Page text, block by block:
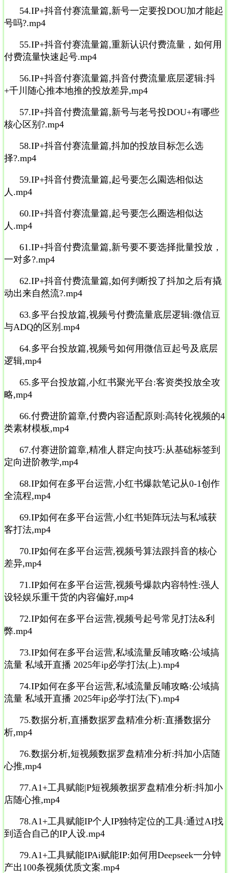
54.IP+抖音付赛流量篇,新号一定要投DOU加才能起
号吗?.mp4
55.IP+抖音付赛流量篇,重新认识付费流量，如何用
付费流量快速起号.mp4
56.IP+抖音付赛流量篇,抖音付费流量底层逻辑:抖
+千川随心推本地推的投放差异,mp4
57.IP+抖音付费流量篇,新号与老号投DOU+有哪些
核心区别?.mp4
58.IP+抖音付赛流量篇,抖加的投放目标怎么选
择?.mp4
59.IP+抖音付费流量篇,起号要怎么園选相似达
人.mp4
60.IP+抖音付赛流量篇,起号要怎么圈选相似达
人.mp4
61.IP+抖音付费流量篇,新号要不要选择批量投放，
一对多?.mp4
62.IP+抖音付费流量篇,如何判断投了抖加之后有撬
动出来自然流?.mp4
63.多平台投放篇,视频号付费流量底层逻辑:微信豆
与ADQ的区别.mp4
64.多平台投放篇,视频号如何用微信豆起号及底层
逻辑,mp4
65.多平台投放篇,小红书聚光平台:客资类投放全攻
略,mp4
66.付费进阶篇章,付费内容适配原则:高转化视频的4
类素材模板,mp4
67.付赛进阶篇章,精准人群定向技巧:从基础标签到
定向进阶教学,mp4
68.IP如何在多平台运营,小红书爆款笔记从0-1创作
全流程,mp4
69.IP如何在多平台运营,小红书矩阵玩法与私域获
客打法,mp4
70.IP如何在多平台运营,视频号算法跟抖音的核心
差异,mp4
71.IP如何在多平台运营,视频号爆款内容特性:强人
设轻娱乐重干货的内容偏好,mp4
72.IP如何在多平台运营,视频号起号常见打法&利
弊.mp4
73.IP如何在多平台运营,私域流量反哺攻略:公域搞
流量 私域开直播 2025年ip必学打法(上).mp4
74.IP如何在多平台运营,私域流量反哺攻略:公域搞
流量 私域开直播 2025年ip必学打法(下).mp4
75.数据分析,直播数据罗盘精准分析:直播数据分
析,mp4
76.数据分析,短视频数据罗盘精准分析:抖加小店随
心推,mp4
77.A1+工具赋能|P短视频教据罗盘精准分析:抖加小
店随心推,mp4
78.A1+工具赋能IP个人IP独特定位的工具:通过AI找
到适合自己的IP人设.mp4
79.A1+工具赋能IPAi赋能IP:如何用Deepseek一分钟
产出100条视频优质文案.mp4